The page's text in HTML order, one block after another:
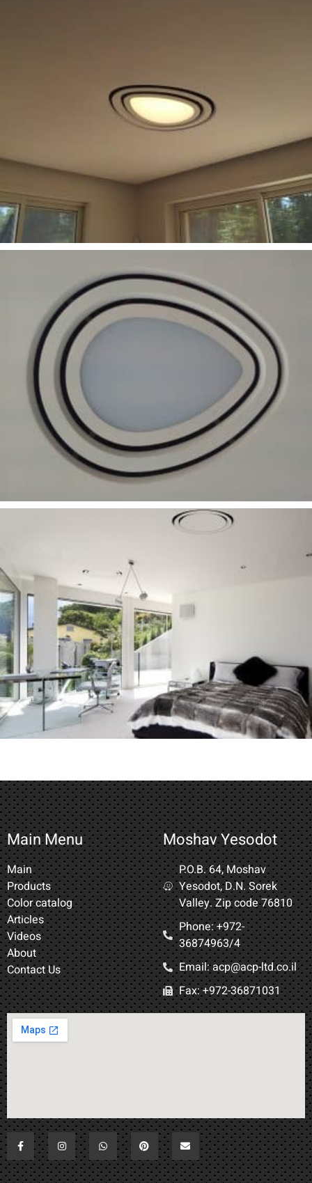
Main Menu
Main
Products
Color catalog
Articles
Videos
About
Contact Us
Moshav Yesodot
P.O.B. 64, Moshav
Yesodot, D.N. Sorek
Valley. Zip code 76810
Phone: +972-
36874963/4​
Email: acp@acp-ltd.co.il
Fax: +972-36871031​